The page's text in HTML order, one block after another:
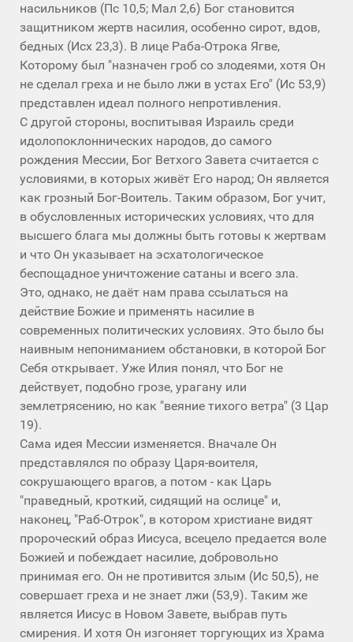
насильников (Пс 10,5; Мал 2,6) Бог становится
защитником жертв насилия, особенно сирот, вдов,
бедных (Исх 23,3). В лице Раба-Отрока Ягве,
Которому был "назначен гроб со злодеями, хотя Он
не сделал греха и не было лжи в устах Его" (Ис 53,9)
представлен идеал полного непротивления.
С другой стороны, воспитывая Израиль среди
идолопоклоннических народов, до самого
рождения Мессии, Бог Ветхого Завета считается с
условиями, в которых живёт Его народ; Он является
как грозный Бог-Воитель. Таким образом, Бог учит,
в обусловленных исторических условиях, что для
высшего блага мы должны быть готовы к жертвам
и что Он указывает на эсхатологическое
беспощадное уничтожение сатаны и всего зла.
Это, однако, не даёт нам права ссылаться на
действие Божие и применять насилие в
современных политических условиях. Это было бы
наивным непониманием обстановки, в которой Бог
Себя открывает. Уже Илия понял, что Бог не
действует, подобно грозе, урагану или
землетрясению, но как "веяние тихого ветра" (3 Цар
19).
Сама идея Мессии изменяется. Вначале Он
представлялся по образу Царя-воителя,
сокрушающего врагов, а потом - как Царь
"праведный, кроткий, сидящий на ослице" и,
наконец, "Раб-Отрок", в котором христиане видят
пророческий образ Иисуса, всецело предается воле
Божией и побеждает насилие, добровольно
принимая его. Он не противится злым (Ис 50,5), не
совершает греха и не знает лжи (53,9). Таким же
является Иисус в Новом Завете, выбрав путь
смирения. И хотя Он изгоняет торгующих из Храма